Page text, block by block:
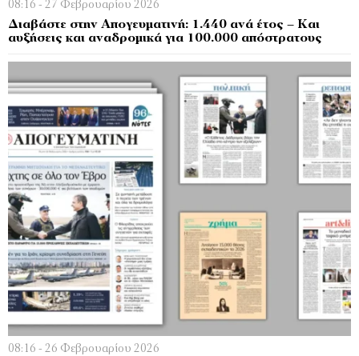
08:16 - 27 Φεβρουαρίου 2026
Διαβάστε στην Απογευματινή: 1.440 ανά έτος – Και
αυξήσεις και αναδρομικά για 100.000 απόστρατους
08:16 - 26 Φεβρουαρίου 2026